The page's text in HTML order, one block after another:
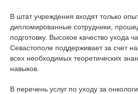
В штат учреждения входят только
дипломированные сотрудники,
подготовку. Высокое качество ухода
Севастополе поддерживает за счет
всех необходимых теоретических
навыков.
В перечень услуг по уходу за